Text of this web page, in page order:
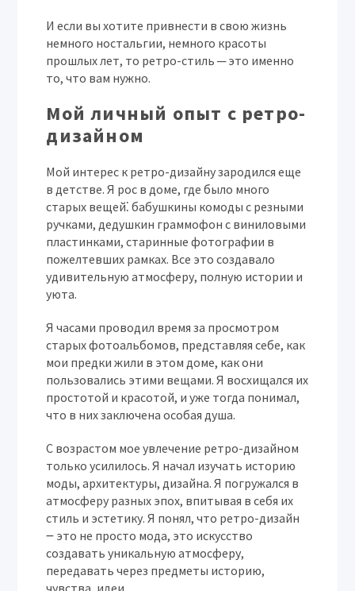
И если вы хотите привнести в свою жизнь
немного ностальгии, немного красоты
прошлых лет, то ретро-стиль ─ это именно
то, что вам нужно.
Мой личный опыт с ретро-
дизайном
Мой интерес к ретро-дизайну зародился еще
в детстве. Я рос в доме, где было много
старых вещей⁚ бабушкины комоды с резными
ручками, дедушкин граммофон с виниловыми
пластинками, старинные фотографии в
пожелтевших рамках. Все это создавало
удивительную атмосферу, полную истории и
уюта.
Я часами проводил время за просмотром
старых фотоальбомов, представляя себе, как
мои предки жили в этом доме, как они
пользовались этими вещами. Я восхищался их
простотой и красотой, и уже тогда понимал,
что в них заключена особая душа.
С возрастом мое увлечение ретро-дизайном
только усилилось. Я начал изучать историю
моды, архитектуры, дизайна. Я погружался в
атмосферу разных эпох, впитывая в себя их
стиль и эстетику. Я понял, что ретро-дизайн
౼ это не просто мода, это искусство
создавать уникальную атмосферу,
передавать через предметы историю,
чувства, идеи.